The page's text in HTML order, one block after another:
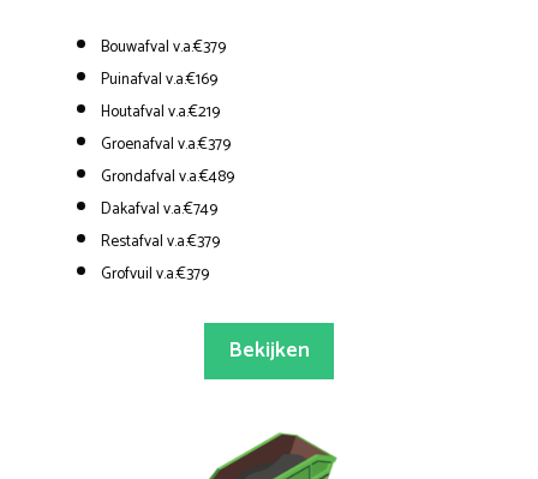
Bouwafval v.a.€379
Puinafval v.a.€169
Houtafval v.a.€219
Groenafval v.a.€379
Grondafval v.a.€489
Dakafval v.a.€749
Restafval v.a.€379
Grofvuil v.a.€379
Bekijken